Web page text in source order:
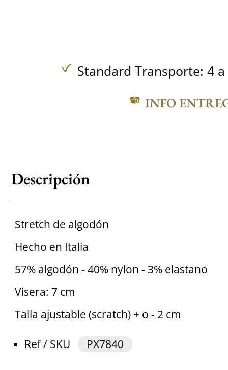
Standard Transporte: 4
INFO
Descripción
Stretch de algodón
Hecho en Italia
57% algodón - 40% nylon - 3% elastano
Visera: 7 cm
Talla ajustable (scratch) + o - 2 cm
Ref / SKU PX7840